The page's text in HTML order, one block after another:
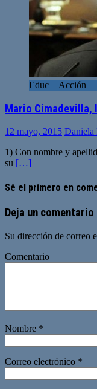
Educ + Acción
Mario Cimadevilla,
12 mayo, 2015 Daniela
1) Con nombre y
su […]
Sé el primero en
Deja un comentario
Su dirección de correo
Comentario
Nombre *
Correo electrónico *